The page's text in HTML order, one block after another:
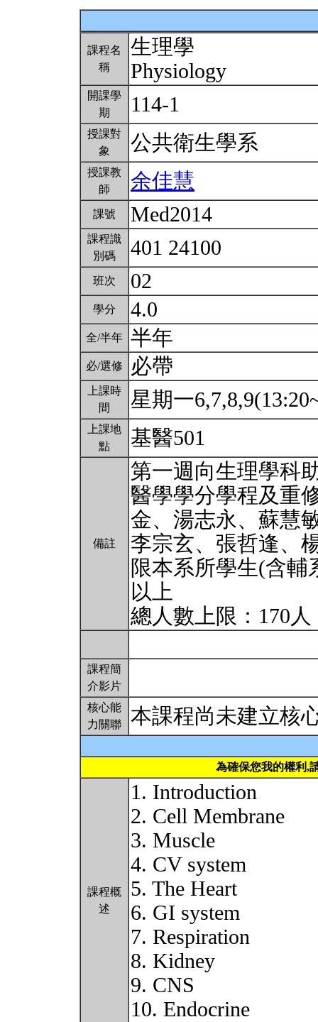
課程名
稱
生理學
Physiology
開課學
期
114-1
授課對
象
公共衛生學系
授課教
師
余佳慧
課號 Med2014
課程識
別碼
401 24100
班次 02
學分 4.0
全/半年 半年
必/選修 必帶
上課時
間
星期一
上課地
點
基醫501
備註
第一週向生理學科
醫學學分學程及重
金、湯志永、蘇慧
李宗玄、張哲逢、
限本系所學生(含
以上
總人數上限：170人
課程簡
介影片
核心能
力關聯
本課程尚未建立核
為確保您我的權利,
課程概
述
1. Introduction
2. Cell Membrane
3. Muscle
4. CV system
5. The Heart
6. GI system
7. Respiration
8. Kidney
9. CNS
10. Endocrine